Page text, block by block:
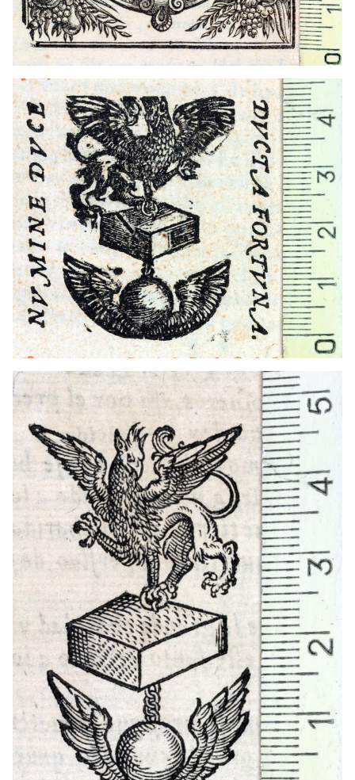
1573 - 1589
Blois (França)
1589 - 1594
Tours (França)
1573 - 1588
París (França)
1594 - 1605
París (França)
1587 - 1624 Alcalá de Henares (Madrid)
1581 - 1623 València (País Valencià)